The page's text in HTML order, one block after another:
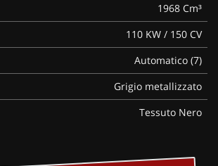
1968 Cm³
110 KW / 150 CV
Automatico (7)
Grigio metallizzato
Tessuto Nero